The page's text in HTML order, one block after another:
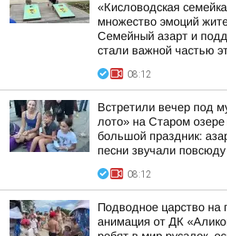
«Кисловодская
множество эмоций
Семейный азарт и
стали важной частью
08:12
Встретили вечер под
лото» на Старом озере
большой праздник:
песни звучали повсюду
08:12
Подводное царство на
анимация от ДК